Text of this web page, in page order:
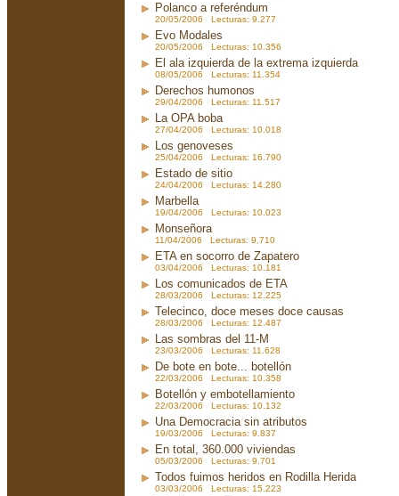
Polanco a referéndum
20/05/2006 Lecturas: 9.277
Evo Modales
20/05/2006 Lecturas: 10.356
El ala izquierda de la extrema izquierda
08/05/2006 Lecturas: 11.354
Derechos humonos
29/04/2006 Lecturas: 11.517
La OPA boba
27/04/2006 Lecturas: 10.018
Los genoveses
25/04/2006 Lecturas: 16.790
Estado de sitio
24/04/2006 Lecturas: 14.280
Marbella
19/04/2006 Lecturas: 10.023
Monseñora
11/04/2006 Lecturas: 9.710
ETA en socorro de Zapatero
03/04/2006 Lecturas: 10.181
Los comunicados de ETA
28/03/2006 Lecturas: 12.225
Telecinco, doce meses doce causas
28/03/2006 Lecturas: 12.487
Las sombras del 11-M
23/03/2006 Lecturas: 11.628
De bote en bote... botellón
22/03/2006 Lecturas: 10.358
Botellón y embotellamiento
22/03/2006 Lecturas: 10.132
Una Democracia sin atributos
19/03/2006 Lecturas: 9.837
En total, 360.000 viviendas
05/03/2006 Lecturas: 9.701
Todos fuimos heridos en Rodilla Herida
03/03/2006 Lecturas: 15.223